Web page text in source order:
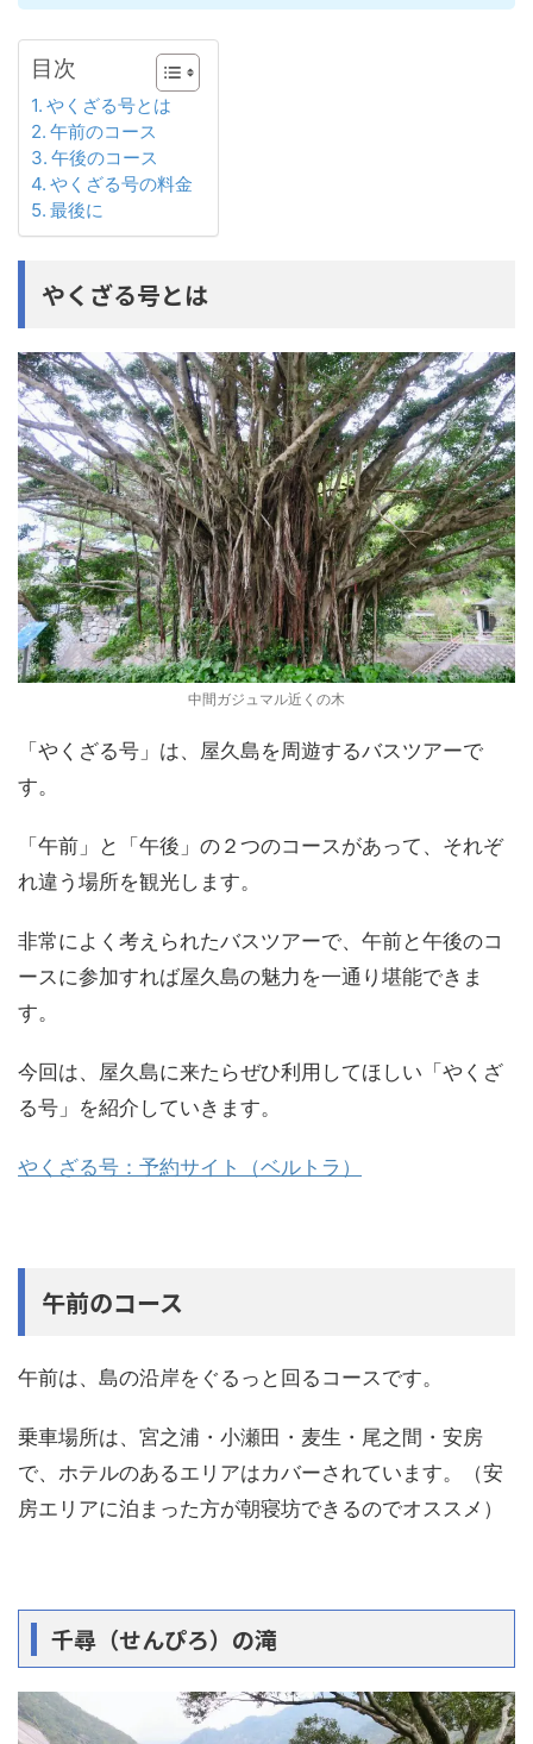
目次
やくざる号とは
午前のコース
午後のコース
やくざる号の料金
最後に
やくざる号とは
中間ガジュマル近くの木
「やくざる号」は、屋久島を周遊するバスツアーで
す。
「午前」と「午後」の２つのコースがあって、それぞ
れ違う場所を観光します。
非常によく考えられたバスツアーで、午前と午後のコ
ースに参加すれば屋久島の魅力を一通り堪能できま
す。
今回は、屋久島に来たらぜひ利用してほしい「やくざ
る号」を紹介していきます。
やくざる号：予約サイト（ベルトラ）
午前のコース
午前は、島の沿岸をぐるっと回るコースです。
乗車場所は、宮之浦・小瀬田・麦生・尾之間・安房
で、ホテルのあるエリアはカバーされています。（安
房エリアに泊まった方が朝寝坊できるのでオススメ）
千尋（せんぴろ）の滝